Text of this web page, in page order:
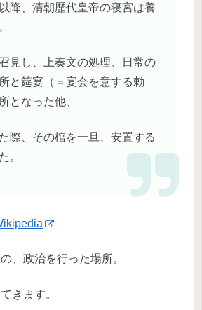
降、清朝歴代皇帝の寝宮は養
見し、上奏文の処理、日常の
と筵宴（＝宴会を意する勅
となった他、
際、その棺を一旦、安置する
。
、政治を行った場所。
きます。